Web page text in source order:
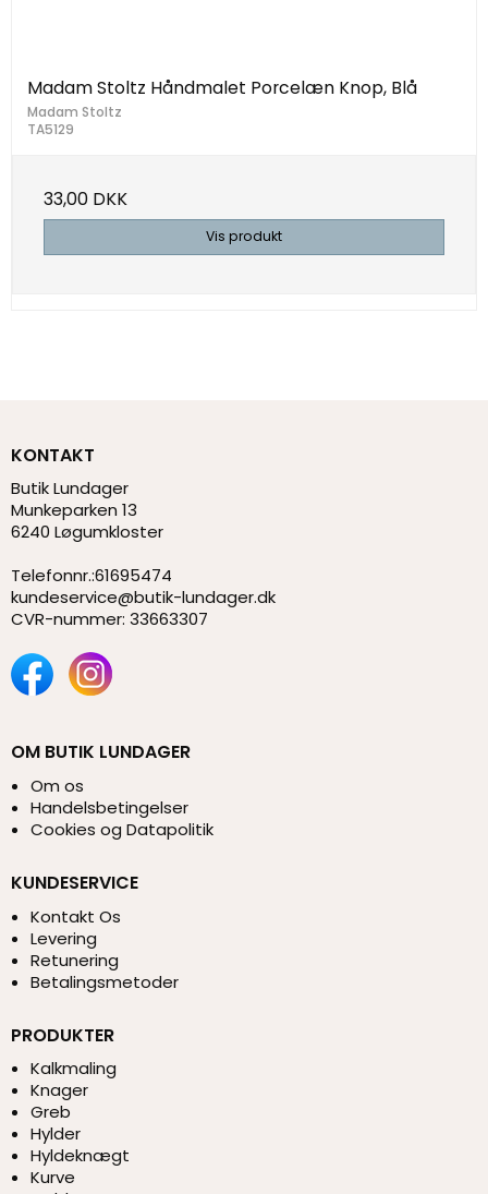
Madam Stoltz Håndmalet Porcelæn Knop, Blå
Madam Stoltz
TA5129
33,00 DKK
Vis produkt
KONTAKT
Butik Lundager
Munkeparken 13
6240 Løgumkloster
Telefonnr.:61695474
kundeservice@butik-lundager.dk
CVR-nummer: 33663307
OM BUTIK LUNDAGER
Om os
Handelsbetingelser
Cookies og Datapolitik
KUNDESERVICE
Kontakt Os
Levering
Retunering
Betalingsmetoder
PRODUKTER
Kalkmaling
Knager
Greb
Hylder
Hyldeknægt
Kurve